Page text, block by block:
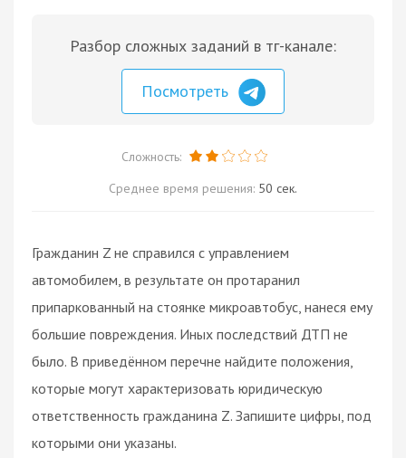
Разбор сложных заданий в тг-канале:
Посмотреть
Сложность:
Среднее время решения: 50 сек.
Гражданин Z не справился с управлением
автомобилем, в результате он протаранил
припаркованный на стоянке микроавтобус, нанеся ему
большие повреждения. Иных последствий ДТП не
было. В приведённом перечне найдите положения,
которые могут характеризовать юридическую
ответственность гражданина Z. Запишите цифры, под
которыми они указаны.